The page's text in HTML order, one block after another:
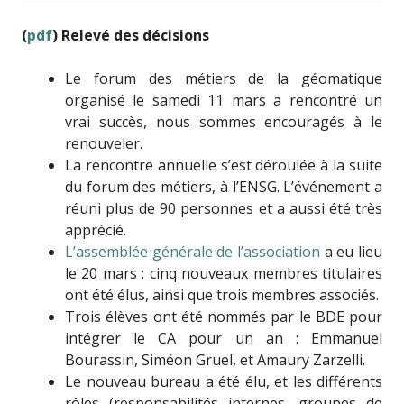
(pdf) Relevé des décisions
Le forum des métiers de la géomatique
organisé le samedi 11 mars a rencontré un
vrai succès, nous sommes encouragés à le
renouveler.
La rencontre annuelle s’est déroulée à la suite
du forum des métiers, à l’ENSG. L’événement a
réuni plus de 90 personnes et a aussi été très
apprécié.
L’assemblée générale de l’association a eu lieu
le 20 mars : cinq nouveaux membres titulaires
ont été élus, ainsi que trois membres associés.
Trois élèves ont été nommés par le BDE pour
intégrer le CA pour un an : Emmanuel
Bourassin, Siméon Gruel, et Amaury Zarzelli.
Le nouveau bureau a été élu, et les différents